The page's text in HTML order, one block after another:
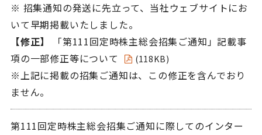
※ 招集通知の発送に先立って、当社ウェブサイトにお
いて早期掲載いたしました。
【修正】
「第111回定時株主総会招集ご通知」記載事
項の一部修正等について
(118KB)
※上記に掲載の招集ご通知は、この修正を含んでおり
ません。
第111回定時株主総会招集ご通知に際してのインター